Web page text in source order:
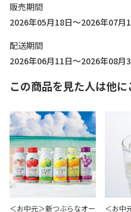
販売期間
2026年05月18日～2026年07月
配送期間
2026年06月11日～2026年08月
この商品を見た人は他
＜お中元＞新つぶらなオー
＜お中